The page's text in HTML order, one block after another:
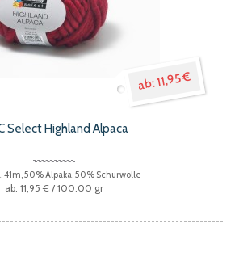
11,95 €
Select Highland Alpaca
41m, 50% Alpaka, 50% Schurwolle
11,95 € / 100.00 gr